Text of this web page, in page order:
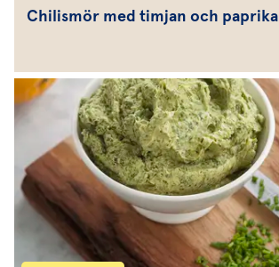
Chilismör med timjan och paprika